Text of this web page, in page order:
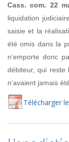
Cass. com. 22
liquidation
saisie et la
été omis dans la
n’emporte donc
débiteur, qui reste
n’avaient jamais
Télécharger